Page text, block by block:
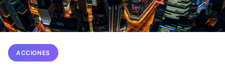
ACCIONES